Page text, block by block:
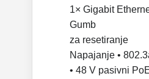
1× Gigabit
Gumb
za resetiranje
Napajanje •
• 48 V pasivni